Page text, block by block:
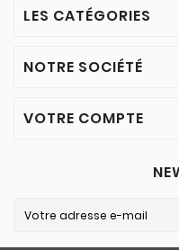
LES CATÉGORIES
NOTRE SOCIÉTÉ
VOTRE COMPTE